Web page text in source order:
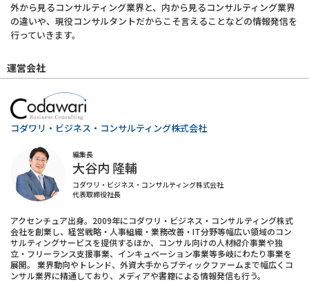
外から見るコンサルティング業界と、内から見るコンサルティング業界
の違いや、現役コンサルタントだからこそ言えることなどの情報発信を
行っていきます。
運営会社
コダワリ・ビジネス・コンサルティング株式会社
編集長
大谷内 隆輔
コダワリ・ビジネス・コンサルティング株式会社
代表取締役社長
アクセンチュア出身。2009年にコダワリ・ビジネス・コンサルティング株式
会社を創業し、経営戦略・人事組織・業務改善・IT分野等幅広い領域のコン
サルティングサービスを提供するほか、コンサル向けの人材紹介事業や独
立・フリーランス支援事業、インキュベーション事業等多岐にわたり事業を
展開。 業界動向やトレンド、外資大手からブティックファームまで幅広くコ
ンサル業界に精通しており、メディアや書籍による情報発信も行う。